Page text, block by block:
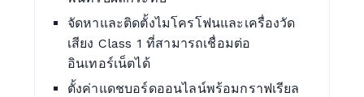
จัดหาและติดตั้งไมโครโฟนและเครื่องวัด
เสียง Class 1 ที่สามารถเชื่อมต่อ
อินเทอร์เน็ตได้
ตั้งค่าแดชบอร์ดออนไลน์พร้อมกราฟเรียล